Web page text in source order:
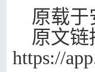
原载于
原文链
https://